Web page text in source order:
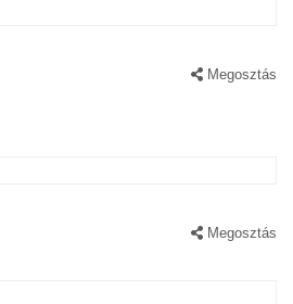
Megosztás
Megosztás